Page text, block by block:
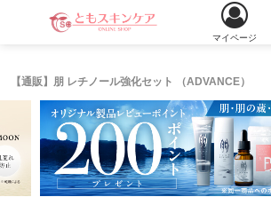
【通販】朋 レチノール強化セット （ADVANCE）
マイページ